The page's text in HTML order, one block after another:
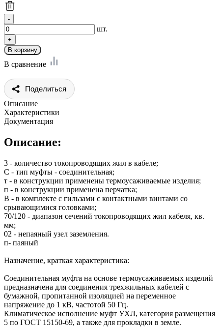
шт.
В сравнение
Поделиться
Описание
Характеристики
Документация
Описание:
3 - количество токопроводящих жил в кабеле;
С - тип муфты - соединительная;
т - в конструкции применены термоусаживаемые изделия;
п - в конструкции применена перчатка;
В - в комплекте с гильзами с контактными винтами со
срывающимися головками;
70/120 - диапазон сечений токопроводящих жил кабеля, кв.
мм;
02 - непаяный узел заземления.
п- паяный
Назначение, краткая характеристика:
Соединительная муфта на основе термоусаживаемых изделий
предназначена для соединения трехжильных кабелей с
бумажной, пропитанной изоляцией на переменное
напряжение до 1 кВ, частотой 50 Гц.
Климатическое исполнение муфт УХЛ, категория размещения
5 по ГОСТ 15150-69, а также для прокладки в земле.